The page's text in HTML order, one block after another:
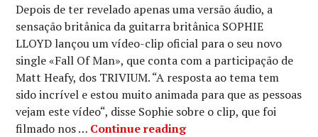
Depois de ter revelado apenas uma versão áudio, a
sensação britânica da guitarra britânica SOPHIE
LLOYD lançou um vídeo-clip oficial para o seu novo
single «Fall Of Man», que conta com a participação de
Matt Heafy, dos TRIVIUM. “A resposta ao tema tem
sido incrível e estou muito animada para que as pessoas
vejam este vídeo“, disse Sophie sobre o clip, que foi
filmado nos … Continue readingSOPHIE LLOYD e